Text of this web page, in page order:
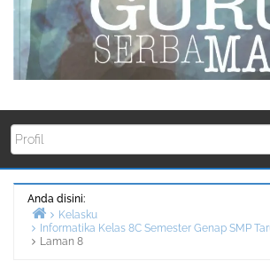
Anda disini:
Beranda
Kelasku
Informatika Kelas 8C Semester Genap SMP
Laman 8